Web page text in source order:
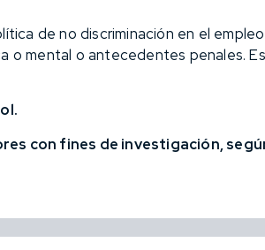
de no discriminación en el
o mental o antecedentes penales.
con fines de investigación,